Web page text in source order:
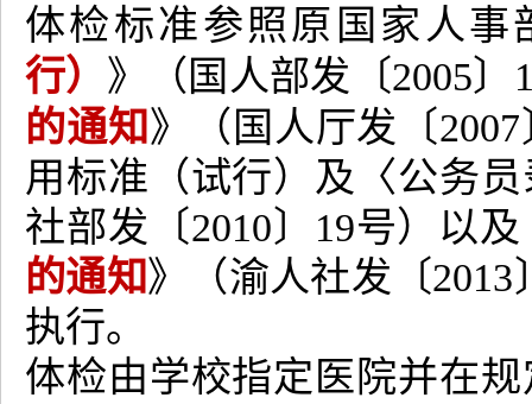
体检标准参照原国家人事
行） 》（国人部发〔2005〕
的通知 》（国人厅发〔
用标准（试行）及〈公务
社部发〔2010〕19号）以及
的通知 》（渝人社发〔
执行。
体检由学校指定医院并在